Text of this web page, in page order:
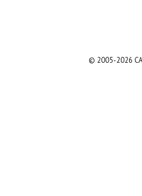
© 2005-2026